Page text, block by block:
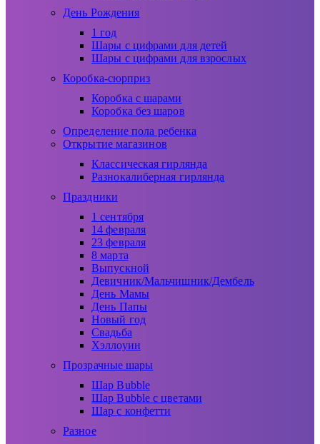
День Рождения
1 год
Шары с цифрами для детей
Шары с цифрами для взрослых
Коробка-сюрприз
Коробка с шарами
Коробка без шаров
Определение пола ребенка
Открытие магазинов
Классическая гирлянда
Разнокалиберная гирлянда
Праздники
1 сентября
14 февраля
23 февраля
8 марта
Выпускной
Девичник/Мальчишник/Дембель
День Мамы
День Папы
Новый год
Свадьба
Хэллоуин
Прозрачные шары
Шар Bubble
Шар Bubble с цветами
Шар с конфетти
Разное